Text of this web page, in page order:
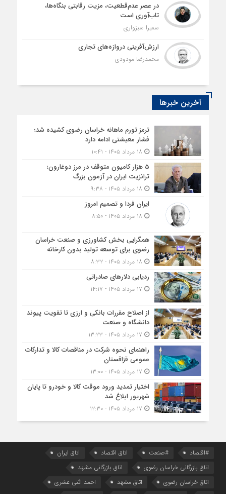
در عصر عدم‌قطعیت، مزیت رقابتی بنگاه‌ها،
تاب‌آوری است
سمیرا سبزواری
ارزش‌آفرینی دروازه‌های تجاری
محمدرضا مودودی
آخرین خبرها
ترمز تورم ماهانه خراسان رضوی کشیده شد؛
فشار معیشتی ادامه دارد
5 هزار کامیون متوقف در مرز دوغارون؛
ترانزیت ایران در آزمون بزرگ
ایران فردا و تصمیم امروز
همگرایی بخش کشاورزی و صنعت خراسان
رضوی برای توسعه تولید بدون کارخانه
ردیابی دلارهای صادراتی
از اصلاح مقررات بانکی و ارزی تا تقویت پیوند
دانشگاه و صنعت
راهنمای نحوه شرکت در مناقصات کالا و تدارکات
عمومی قزاقستان
اختیار تمدید ورود موقت کالا و خودرو تا پایان
شهریور ابلاغ شد
#اقتصاد #صنعت اتاق اقتصاد
اتاق ایران
اتاق بازرگانی خراسان رضوی
اتاق بازرگانی مشهد
اتاق خراسان رضوی
اتاق مشهد
احمد اثنی عشری